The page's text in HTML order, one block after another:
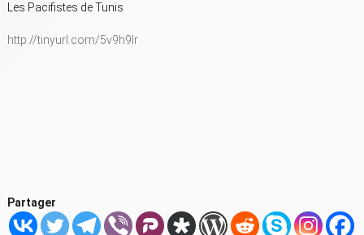
Les Pacifistes de Tunis
http://tinyurl.com/5v9h9lr
Partager